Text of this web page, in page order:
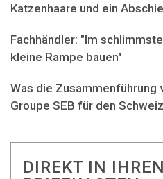
Katzenhaare und ein
Fachhändler: "Im
kleine Rampe bauen"
Was die Zusammenführung
Groupe SEB für den
DIREKT IN IHREN